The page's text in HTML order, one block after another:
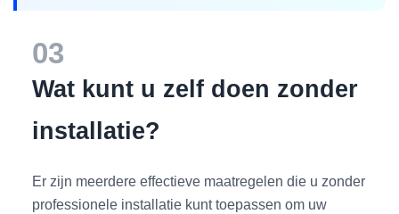
03
Wat kunt u zelf doen zonder
installatie?
Er zijn meerdere effectieve maatregelen die u zonder
professionele installatie kunt toepassen om uw